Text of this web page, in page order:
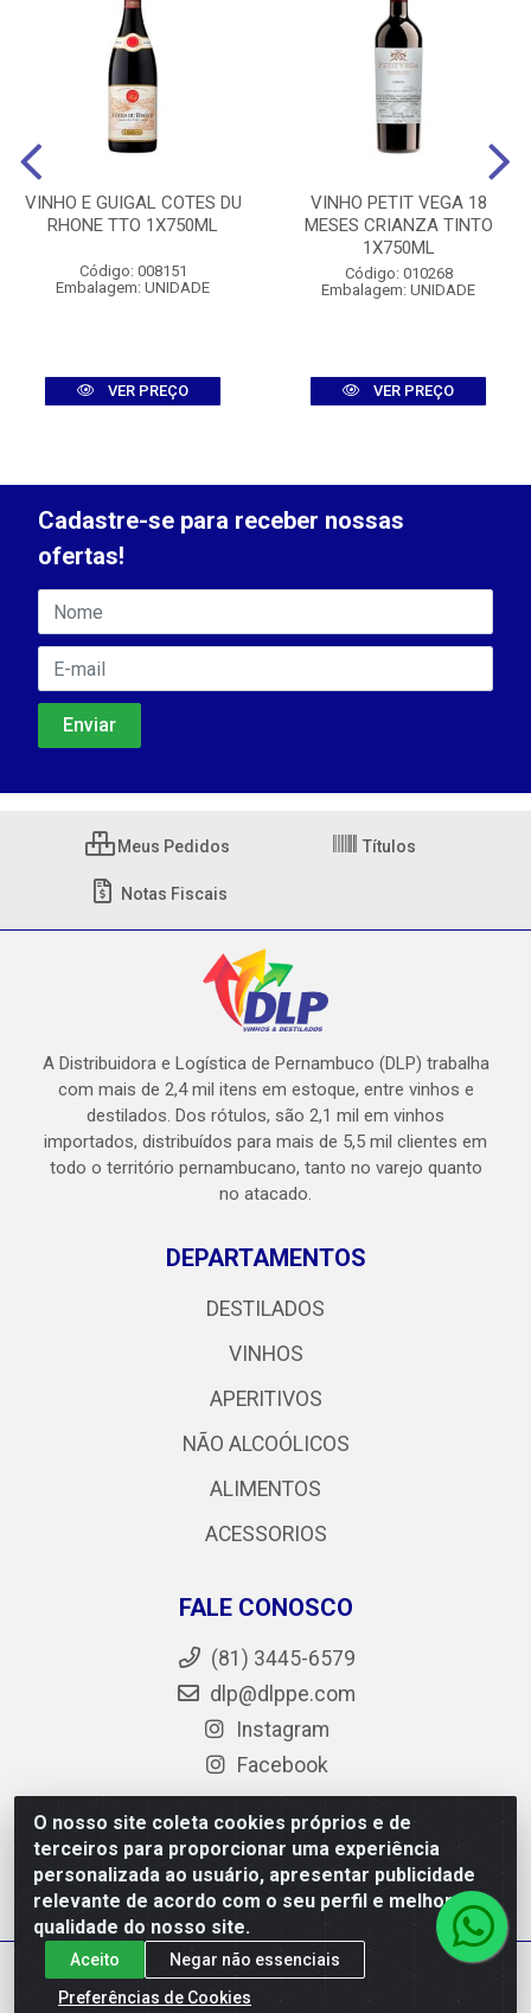
VINHO E GUIGAL COTES DU
RHONE TTO 1X750ML
Código: 008151
Embalagem: UNIDADE
VER PREÇO
VINHO PETIT VEGA 18
MESES CRIANZA TINTO
1X750ML
Código: 010268
Embalagem: UNIDADE
VER PREÇO
O nosso site coleta cookies próprios e de
terceiros para proporcionar uma experiência
personalizada ao usuário, apresentar publicidade
relevante de acordo com o seu perfil e melhorar a
qualidade do nosso site.
Aceito
Negar não essenciais
Preferências de Cookies
Cadastre-se para receber nossas
ofertas!
Meus Pedidos Títulos
Notas Fiscais
A Distribuidora e Logística de Pernambuco (DLP) trabalha
com mais de 2,4 mil itens em estoque, entre vinhos e
destilados. Dos rótulos, são 2,1 mil em vinhos
importados, distribuídos para mais de 5,5 mil clientes em
todo o território pernambucano, tanto no varejo quanto
no atacado.
DEPARTAMENTOS
DESTILADOS
VINHOS
APERITIVOS
NÃO ALCOÓLICOS
ALIMENTOS
ACESSORIOS
FALE CONOSCO
(81) 3445-6579
dlp@dlppe.com
Instagram
Facebook
DLP - AV. Engenheiro Abdias de Carvalho, 962 - Bongi -
PE - CEP 50.640-525 - CNPJ 05.429.222/0001-48